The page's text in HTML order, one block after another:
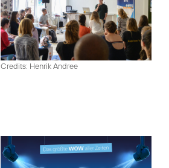
Credits: Henrik Andree